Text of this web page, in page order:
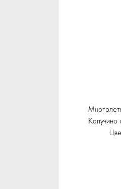
Капучино